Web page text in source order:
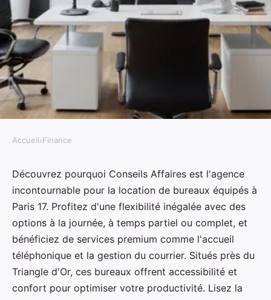
Conseils affaires, la meilleure
agence de location de bureaux
équipés paris 17 : flexibilité et
confort
5 min de lecture
Accueil›Finance
Découvrez pourquoi Conseils Affaires est l'agence
incontournable pour la location de bureaux équipés à
Paris 17. Profitez d'une flexibilité inégalée avec des
options à la journée, à temps partiel ou complet, et
bénéficiez de services premium comme l'accueil
téléphonique et la gestion du courrier. Situés près du
Triangle d'Or, ces bureaux offrent accessibilité et
confort pour optimiser votre productivité. Lisez la